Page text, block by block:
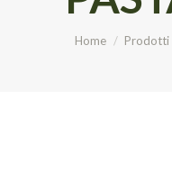
Tu sei qui:
Home Prodotti